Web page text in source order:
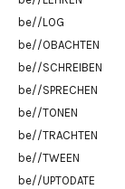
be//LOG
be//OBACHTEN
be//SCHREIBEN
be//SPRECHEN
be//TONEN
be//TRACHTEN
be//TWEEN
be//UPTODATE